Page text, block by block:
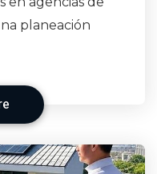
planeación